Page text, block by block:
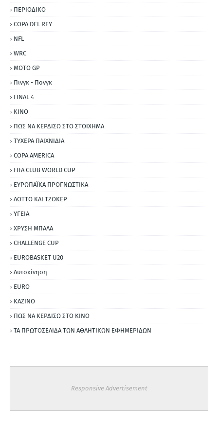
ΠΕΡΙΟΔΙΚΟ
COPA DEL REY
NFL
WRC
MOTO GP
Πινγκ - Πονγκ
FINAL 4
ΚΙΝΟ
ΠΩΣ ΝΑ ΚΕΡΔΙΣΩ ΣΤΟ ΣΤΟΙΧΗΜΑ
ΤΥΧΕΡΑ ΠΑΙΧΝΙΔΙΑ
COPA AMERICA
FIFA CLUB WORLD CUP
ΕΥΡΩΠΑΪΚΑ ΠΡΟΓΝΩΣΤΙΚΑ
ΛΟΤΤΟ ΚΑΙ ΤΖΟΚΕΡ
ΥΓΕΙΑ
ΧΡΥΣΗ ΜΠΑΛΑ
CHALLENGE CUP
EUROBASKET U20
Αυτοκίνηση
ΕURO
ΚΑΖΙΝΟ
ΠΩΣ ΝΑ ΚΕΡΔΙΣΩ ΣΤΟ ΚΙΝΟ
ΤΑ ΠΡΩΤΟΣΕΛΙΔΑ ΤΩΝ ΑΘΛΗΤΙΚΩΝ ΕΦΗΜΕΡΙΔΩΝ
Responsive Advertisement